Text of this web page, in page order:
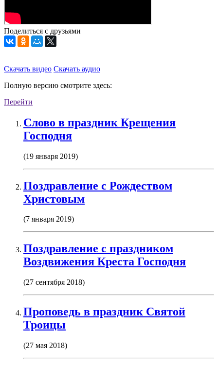
Поделиться с друзьями
Скачать видео Скачать аудио
Полную версию смотрите здесь:
Перейти
Слово в праздник Крещения
Господня
(19 января 2019)
Поздравление с Рождеством
Христовым
(7 января 2019)
Поздравление с праздником
Воздвижения Креста Господня
(27 сентября 2018)
Проповедь в праздник Святой
Троицы
(27 мая 2018)